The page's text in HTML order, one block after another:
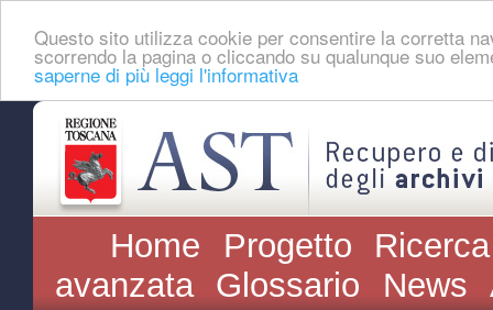
Questo sito utilizza cookie per consentire la corretta
scorrendo la pagina o cliccando su qualunque suo
saperne di più leggi l'informativa
Home Progetto
avanzata Glossario News